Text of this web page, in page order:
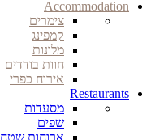
Accommodation
צימרים
קמפינג
מלונות
חוות בודדים
אירוח כפרי
Restaurants
מסעדות
שפים
ארוחות שטח